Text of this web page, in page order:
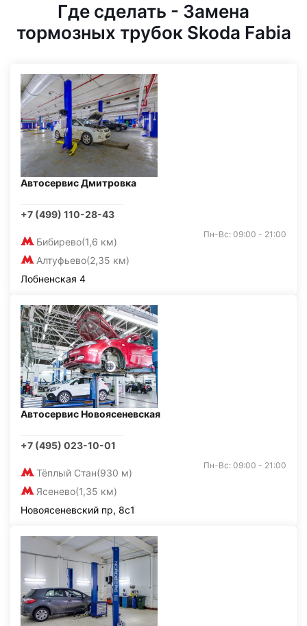
Где сделать - Замена
тормозных трубок Skoda Fabia
Автосервис Дмитровка
+7 (499) 110-28-43
Бибирево(1,6 км)
Алтуфьево(2,35 км)
Пн-Вс: 09:00 - 21:00
Лобненская 4
Автосервис Новоясеневская
+7 (495) 023-10-01
Тёплый Стан(930 м)
Ясенево(1,35 км)
Пн-Вс: 09:00 - 21:00
Новоясеневский пр, 8с1